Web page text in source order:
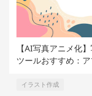
【AI写真アニメ化
ツールおすすめ：
イラスト作成